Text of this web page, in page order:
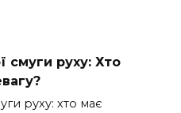
смуги руху: Хто
руху: хто має